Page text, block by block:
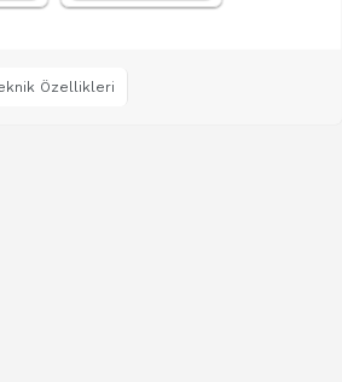
Özellikleri